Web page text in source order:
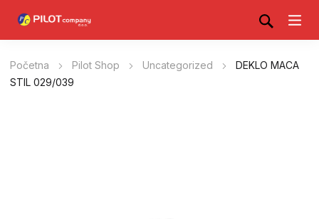
Početna Pilot Shop Uncategorized
DEKLO MACA
STIL 029/039